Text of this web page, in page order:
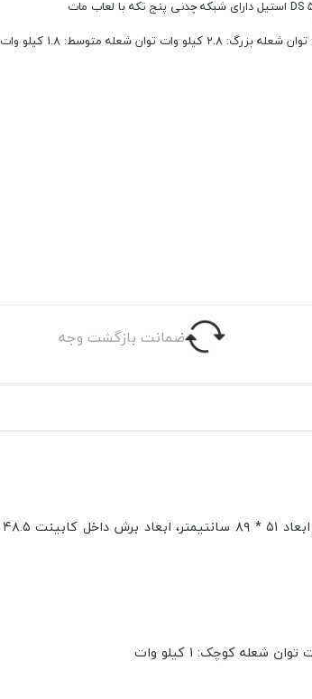
توان شعله پلوپز: 3.8 کیلو وات توان شعله بزرگ: ۲.۸ کیلو وات توان شعله متوسط: 1.8 کیلو وات
ضمانت بازگشت وجه